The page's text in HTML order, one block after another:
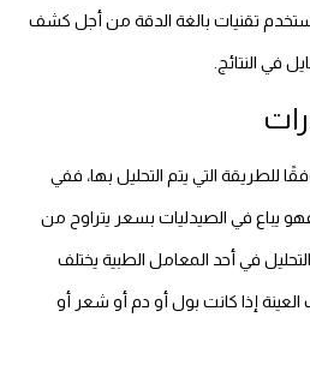
تقنيات بالغة الدقة من أجل كشف
في النتائج.
للطريقة التي يتم التحليل بها، ففي
يباع في الصيدليات بسعر يتراوح من
التحليل في أحد المعامل الطبية يختلف
إذا كانت بول أو دم أو شعر أو